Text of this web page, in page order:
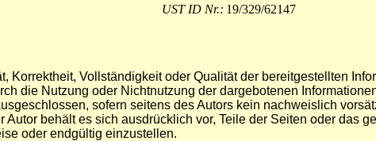
UST ID Nr.: 19/329/62147
Korrektheit, Vollständigkeit oder Qualität der bereitgestellten
die Nutzung oder Nichtnutzung der dargebotenen
sofern seitens des Autors kein nachweislich
behält es sich ausdrücklich vor, Teile der Seiten oder das
oder endgültig einzustellen.